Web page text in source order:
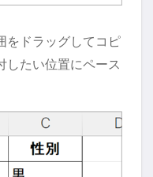
をドラッグしてコピ
したい位置にペース